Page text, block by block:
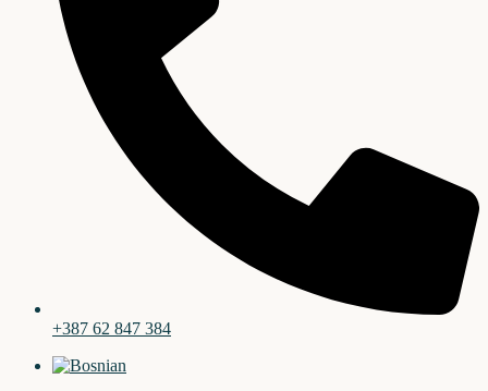
+387 62 847 384